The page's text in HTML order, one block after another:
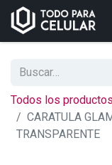
Todos los productos
CARATULA
TRANSPARENTE